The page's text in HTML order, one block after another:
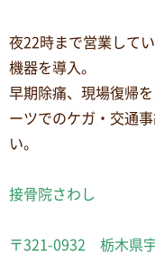
夜22時まで営業して
機器を導入。
早期除痛、現場復帰
ーツでのケガ・交通
い。
接骨院さわし
〒321-0932 栃木県